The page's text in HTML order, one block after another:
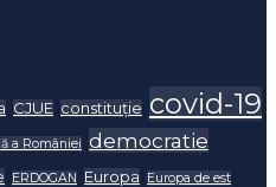
CJUE constituție covid-19
a României democratie
ERDOGAN Europa Europa de est